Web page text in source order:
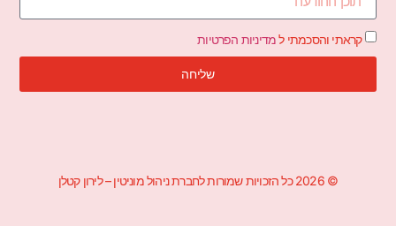
קראתי והסכמתי למדיניות הפרטיות
שליחה
© 2026 כל הזכויות שמורות לחברת ניהול מוניטין – לירון קטלן